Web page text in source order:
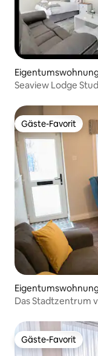
Seaview Lodge
Gäste-Favorit
Gäste-Favorit
Das Stadtzentrum
Gäste-Favorit
Gäste-Favorit